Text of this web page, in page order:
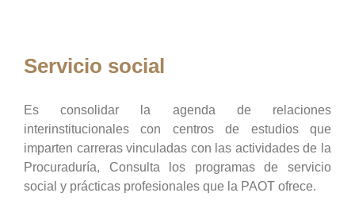
Servicio social
Es consolidar la agenda de relaciones
interinstitucionales con centros de estudios que
imparten carreras vinculadas con las actividades de la
Procuraduría, Consulta los programas de servicio
social y prácticas profesionales que la PAOT ofrece.